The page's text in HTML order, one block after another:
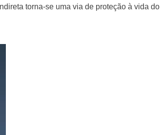
torna-se uma via de proteção à vida do